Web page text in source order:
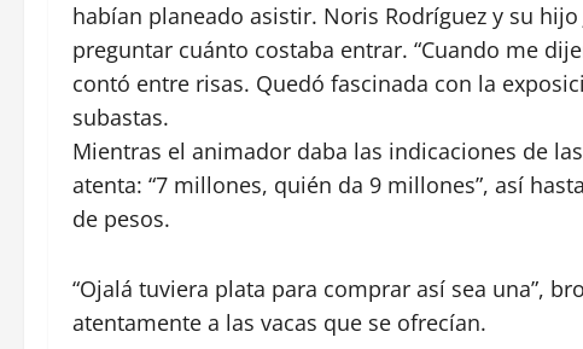
habían planeado asistir. Noris Rodríguez y su
preguntar cuánto costaba entrar. “Cuando me
contó entre risas. Quedó fascinada con la
subastas.
Mientras el animador daba las indicaciones de
atenta: “7 millones, quién da 9 millones”, así
de pesos.
“Ojalá tuviera plata para comprar así sea una”,
atentamente a las vacas que se ofrecían.